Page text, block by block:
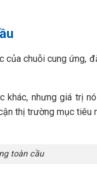
của chuỗi cung ứng,
khác, nhưng giá trị
thị trường mục tiêu
toàn cầu